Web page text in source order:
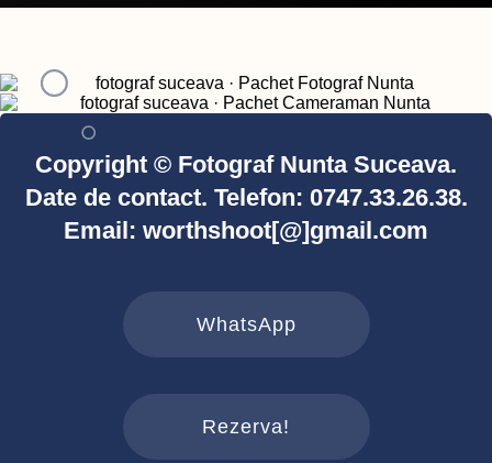
Copyright © Fotograf Nunta Suceava.
Date de contact. Telefon: 0747.33.26.38.
Email: worthshoot[@]gmail.com
WhatsApp
Rezerva!